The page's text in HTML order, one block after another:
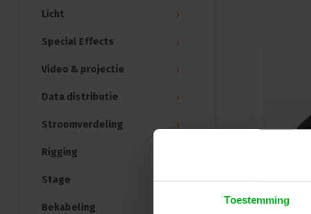
Toestemming
Licht
Special Effects
Video & projectie
Data distributie
Stroomverdeling
Rigging
Stage
Bekabeling